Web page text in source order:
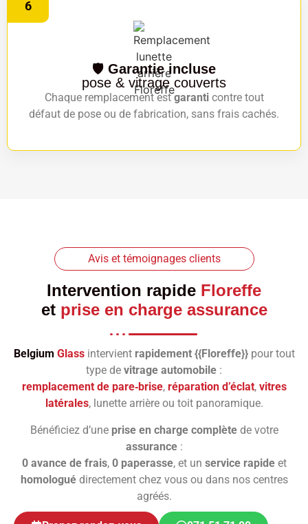
6
🛡️ Garantie incluse
pose & vitrage couverts
Chaque remplacement estgaranticontre tout
défaut de pose ou de fabrication, sans frais cachés.
Avis et témoignages clients
Intervention rapide Floreffe
et prise en charge assurance
Belgium Glassintervient rapidement {{Floreffe}}pour tout
type de vitrage automobile :
remplacement de pare‑brise, réparation d’éclat, vitres
latérales, lunette arrière ou toit panoramique.
Bénéficiez d’une prise en charge complètede votre
assurance:
0 avance de frais, 0 paperasse, et un service rapideet
homologuédirectement chez vous ou dans nos centres
agréés.